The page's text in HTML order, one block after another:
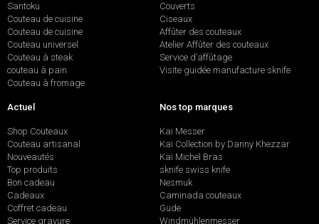
Santoku
Couteau de cuisine
Couteau de cuisine
Couteau universel
Couteau à steak
couteau à pain
Couteau à fromage
Couverts
Ciseaux
Affûter des couteaux
Atelier Affûter des couteaux
Service d’affûtage
Visite guidée manufacture sknife
Actuel
Shop Couteaux
Couteau artisanal
Nouveautés
Top produits
Bon cadeau
Cadeaux
Coffret cadeau
Service gravure
Nos top marques
Kai Messer
Kai Collection by Danny Khezzar
Kai Michel Bras
sknife swiss knife
Nesmuk
Caminada couteaux
Güde
Windmühlenmesser